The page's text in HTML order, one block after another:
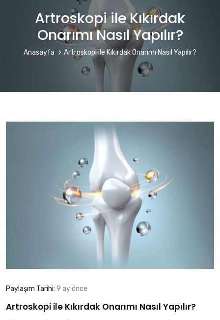
Artroskopi ile Kıkırdak
Onarımı Nasıl Yapılır?
Anasayfa Artroskopi ile Kıkırdak Onarımı Nasıl Yapılır?
Paylaşım Tarihi: 9 ay önce
Artroskopi ile Kıkırdak Onarımı Nasıl Yapılır?